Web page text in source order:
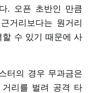
. 오픈 초반인 만큼
거리보다는 원거리
수 있기 때문에 사
터의 경우 무과금은
거리를 벌려 공격 타